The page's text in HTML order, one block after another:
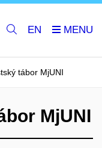
EN
tábor MjUNI
MjUNI